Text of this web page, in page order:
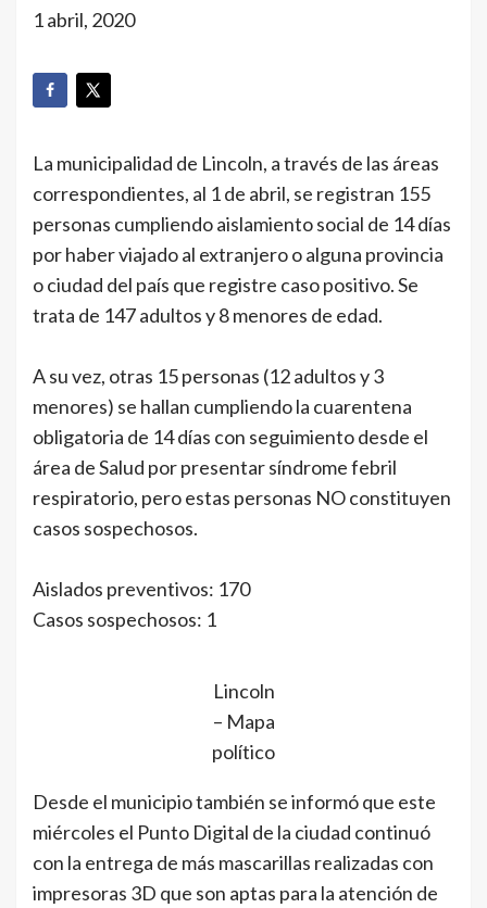
1 abril, 2020
La municipalidad de Lincoln, a través de las áreas
correspondientes, al 1 de abril, se registran 155
personas cumpliendo aislamiento social de 14 días
por haber viajado al extranjero o alguna provincia
o ciudad del país que registre caso positivo. Se
trata de 147 adultos y 8 menores de edad.
A su vez, otras 15 personas (12 adultos y 3
menores) se hallan cumpliendo la cuarentena
obligatoria de 14 días con seguimiento desde el
área de Salud por presentar síndrome febril
respiratorio, pero estas personas NO constituyen
casos sospechosos.
Aislados preventivos: 170
Casos sospechosos: 1
Lincoln
– Mapa
político
Desde el municipio también se informó que este
miércoles el Punto Digital de la ciudad continuó
con la entrega de más mascarillas realizadas con
impresoras 3D que son aptas para la atención de